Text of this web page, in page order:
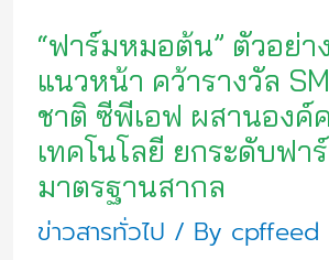
“ฟาร์มหมอต้น” ตัวอย่า
แนวหน้า คว้ารางวัล
ชาติ ซีพีเอฟ ผสานองค์
เทคโนโลยี ยกระดับฟา
มาตรฐานสากล
ข่าวสารทั่วไป / By cpffeed